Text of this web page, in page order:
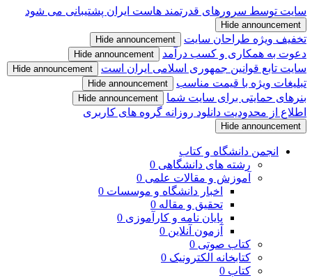
سایت توسط سرورهای قدرتمند هاست ایران پشتیبانی می شود
Hide announcement
تخفیف ویژه طراحان سایت Hide announcement
دعوت به همکاری و کسب درآمد Hide announcement
سایت تابع قوانین جمهوری اسلامی ایران است Hide announcement
تبلیغات ویژه با قیمت مناسب Hide announcement
بنرهای حمایتی برای سایت شما Hide announcement
اطلاع از محدودیت دانلود روزانه گروه های کاربری
Hide announcement
انجمن دانشگاه و کتاب
رشته های دانشگاهی 0
آموزش و مقالات علمی 0
اخبار دانشگاه و موسسات 0
تحقیق و مقاله 0
پایان نامه و کارآموزی 0
آزمون آنلاین 0
کتاب صوتی 0
کتابخانه الکترونیک 0
کتاب 0